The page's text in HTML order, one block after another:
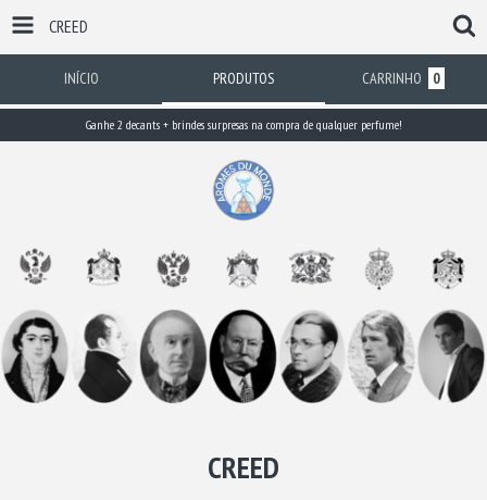
CREED
INÍCIO PRODUTOS CARRINHO 0
Ganhe 2 decants + brindes surpresas na compra de qualquer perfume!
CREED